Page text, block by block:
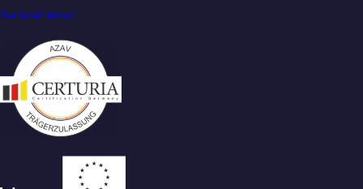
Barrierefreiheit